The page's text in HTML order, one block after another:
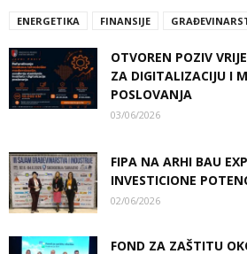
ENERGETIKA FINANSIJE
OTVOREN POZIV
ZA DIGITALIZACIJU I
POSLOVANJA
03/06/2026
FIPA NA ARHI BAU
INVESTICIONE
02/06/2026
FOND ZA ZAŠTITU